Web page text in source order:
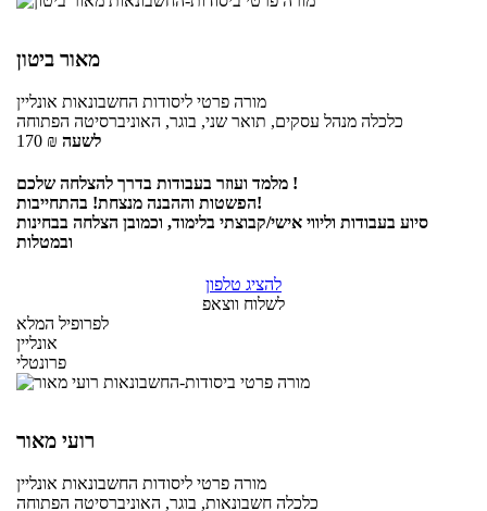
מאור ביטון
מורה פרטי ליסודות החשבונאות אונליין
כלכלה מנהל עסקים, תואר שני, בוגר, האוניברסיטה הפתוחה
170 ₪ לשעה
מלמד ועוזר בעבודות בדרך להצלחה שלכם !
הפשטות וההבנה מנצחת! בהתחייבות!
סיוע בעבודות וליווי אישי/קבוצתי בלימוד, וכמובן הצלחה בבחינות
ובמטלות
להציג טלפון
לשלוח ווצאפ
לפרופיל המלא
אונליין
פרונטלי
רועי מאור
מורה פרטי ליסודות החשבונאות אונליין
כלכלה חשבונאות, בוגר, האוניברסיטה הפתוחה